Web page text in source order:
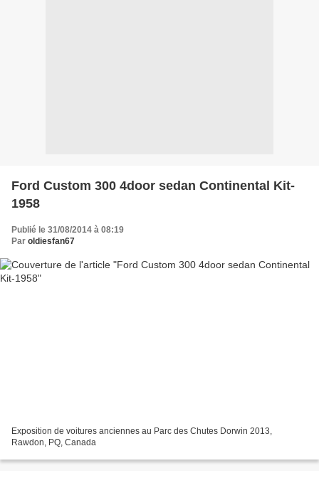
Ford Custom 300 4door sedan Continental Kit-
1958
Publié le 31/08/2014 à 08:19
Par oldiesfan67
Exposition de voitures anciennes au Parc des Chutes Dorwin 2013,
Rawdon, PQ, Canada